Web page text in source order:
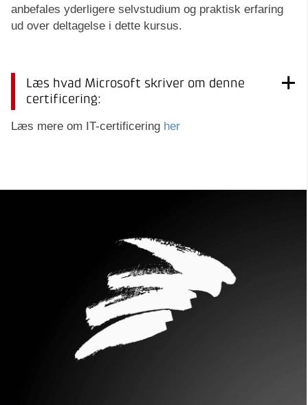
anbefales yderligere selvstudium og praktisk erfaring
ud over deltagelse i dette kursus.
Læs hvad Microsoft skriver om denne
certificering:
Læs mere om IT-certificering her